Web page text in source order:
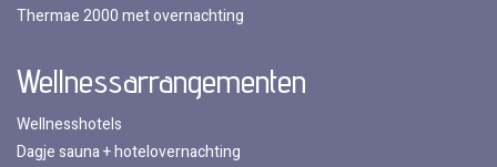
Thermae 2000 met overnachting
Wellnessarrangementen
Wellnesshotels
Dagje sauna + hotelovernachting